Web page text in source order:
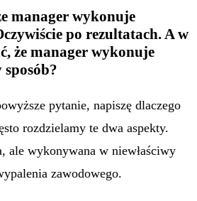
manager wykonuje
po rezultatach. A w
że manager wykonuje
sposób?
pytanie, napiszę dlaczego
rozdzielamy te dwa aspekty.
ale wykonywana w niewłaściwy
zawodowego.